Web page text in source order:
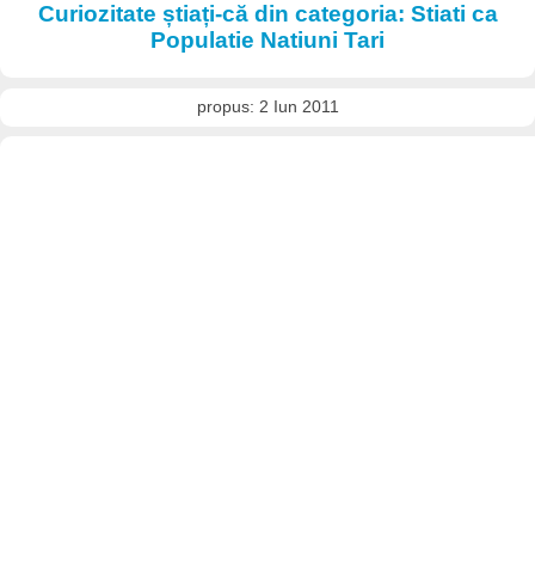
Curiozitate știați-că din categoria: Stiati ca
Populatie Natiuni Tari
propus: 2 Iun 2011